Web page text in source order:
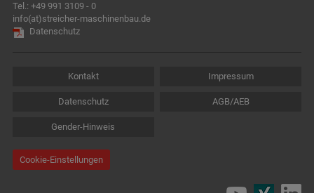
Tel.: +49 991 3109 - 0
info(at)streicher-maschinenbau.de
Datenschutz
Kontakt Impressum
Datenschutz AGB/AEB
Gender-Hinweis
Cookie-Einstellungen